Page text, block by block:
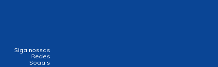
Siga nossas
Redes
Sociais